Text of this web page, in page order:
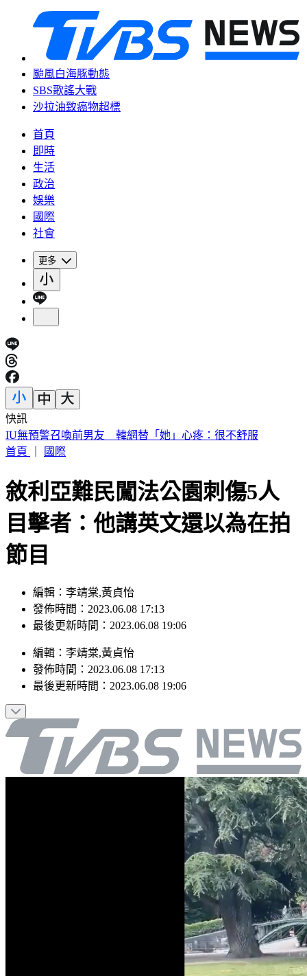
颱風白海豚動態
SBS歌謠大戰
沙拉油致癌物超標
首頁
即時
生活
政治
娛樂
國際
社會
更多
快訊
快訊／財神爺不在家 威力彩頭獎、二獎雙槓龜
首頁
國際
敘利亞難民闖法公園刺傷5人
目擊者：他講英文還以為在拍
節目
編輯：李靖棠,黃貞怡
發佈時間：2023.06.08 17:13
最後更新時間：2023.06.08 19:06
編輯 ： 李靖棠,黃貞怡
發佈時間： 2023.06.08 17:13
最後更新時間： 2023.06.08 19:06